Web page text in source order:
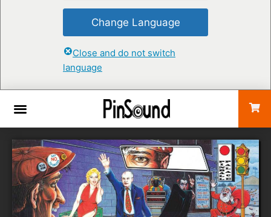
Change Language
Close and do not switch
language